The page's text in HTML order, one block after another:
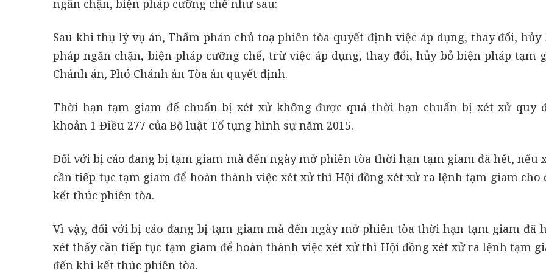
ngăn chặn, biện pháp cưỡng chế như sau:
Sau khi thụ lý vụ án, Thẩm phán chủ toạ phiên tòa quyết định việc áp dụng, thay đổi, hủy
pháp ngăn chặn, biện pháp cưỡng chế, trừ việc áp dụng, thay đổi, hủy bỏ biện pháp tạm
Chánh án, Phó Chánh án Tòa án quyết định.
Thời hạn tạm giam để chuẩn bị xét xử không được quá thời hạn chuẩn bị xét xử quy
khoản 1 Điều 277 của Bộ luật Tố tụng hình sự năm 2015.
Đối với bị cáo đang bị tạm giam mà đến ngày mở phiên tòa thời hạn tạm giam đã hết, nếu
cần tiếp tục tạm giam để hoàn thành việc xét xử thì Hội đồng xét xử ra lệnh tạm giam cho
kết thúc phiên tòa.
Vì vậy, đối với bị cáo đang bị tạm giam mà đến ngày mở phiên tòa thời hạn tạm giam đã
xét thấy cần tiếp tục tạm giam để hoàn thành việc xét xử thì Hội đồng xét xử ra lệnh tạm
đến khi kết thúc phiên tòa.